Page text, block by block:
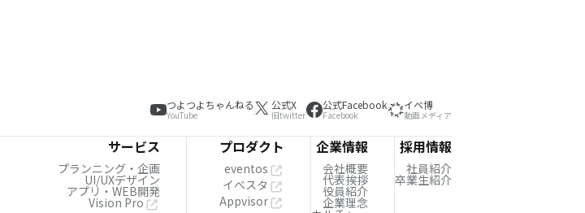
つよつよちゃんねる
YouTube
公式X
旧twitter
公式Facebook
Facebook
イベ博
動画メディア
サービス
プランニング・企画
UI/UXデザイン
アプリ・WEB開発
Vision Pro
プロダクト
eventos
イベスタ
Appvisor
企業情報
会社概要
代表挨拶
役員紹介
企業理念
採用情報
社員紹介
卒業生紹介